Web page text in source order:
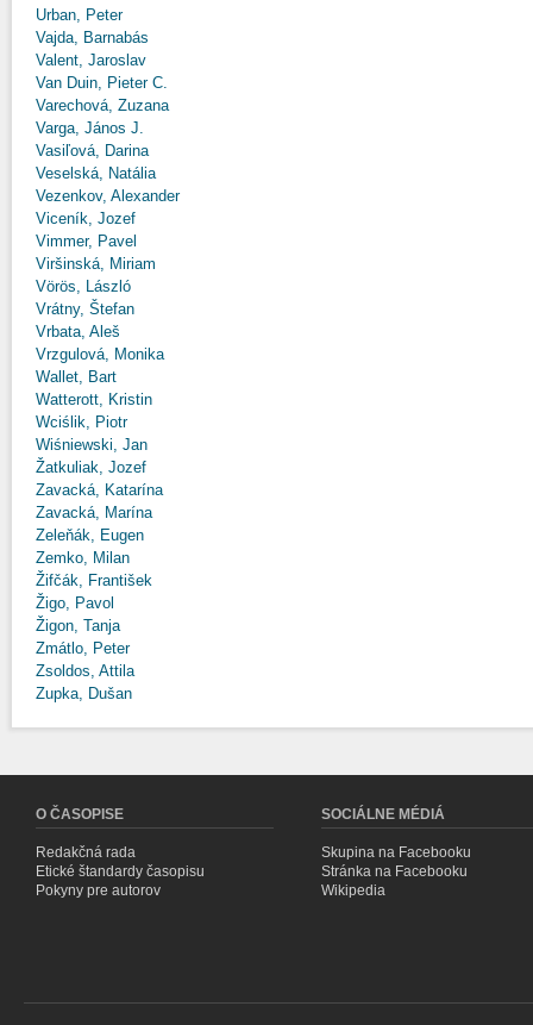
Urban, Peter
Vajda, Barnabás
Valent, Jaroslav
Van Duin, Pieter C.
Varechová, Zuzana
Varga, János J.
Vasiľová, Darina
Veselská, Natália
Vezenkov, Alexander
Viceník, Jozef
Vimmer, Pavel
Viršinská, Miriam
Vörös, László
Vrátny, Štefan
Vrbata, Aleš
Vrzgulová, Monika
Wallet, Bart
Watterott, Kristin
Wciślik, Piotr
Wiśniewski, Jan
Žatkuliak, Jozef
Zavacká, Katarína
Zavacká, Marína
Zeleňák, Eugen
Zemko, Milan
Žifčák, František
Žigo, Pavol
Žigon, Tanja
Zmátlo, Peter
Zsoldos, Attila
Zupka, Dušan
O ČASOPISE
Redakčná rada
Etické štandardy časopisu
Pokyny pre autorov
SOCIÁLNE MÉDIÁ
Skupina na Facebooku
Stránka na Facebooku
Wikipedia